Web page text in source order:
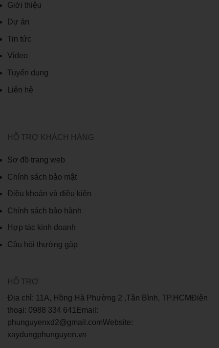
Giới thiệu
Dự án
Tin tức
Video
Tuyển dụng
Liên hệ
HỖ TRỢ KHÁCH HÀNG
Sơ đồ trang web
Chính sách bảo mật
Điều khoản và điều kiện
Chính sách bảo hành
Hợp tác kinh doanh
Câu hỏi thường gặp
HỖ TRỢ
Địa chỉ: 11A, Hồng Hà Phường 2 ,Tân Bình, TP.HCMĐiện
thoại: 0988 334 641Email:
phunguyenxd2@gmail.comWebsite:
xaydungphunguyen.vn